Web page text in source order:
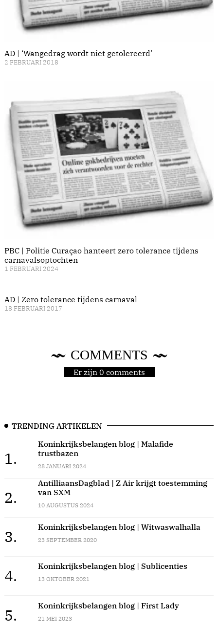
AD | ‘Wangedrag wordt niet getolereerd’
2 FEBRUARI 2018
PBC | Politie Curaçao hanteert zero tolerance tijdens
carnavalsoptochten
1 FEBRUARI 2024
AD | Zero tolerance tijdens carnaval
18 FEBRUARI 2017
COMMENTS
Er zijn 0 comments
TRENDING ARTIKELEN
1.
Koninkrijksbelangen blog | Malafide
trustbazen
28 JANUARI 2024
2.
AntilliaansDagblad | Z Air krijgt toestemming
van SXM
10 AUGUSTUS 2024
3.
Koninkrijksbelangen blog | Witwaswalhalla
23 SEPTEMBER 2020
4.
Koninkrijksbelangen blog | Sublicenties
13 OKTOBER 2021
5.
Koninkrijksbelangen blog | First Lady
21 MEI 2023